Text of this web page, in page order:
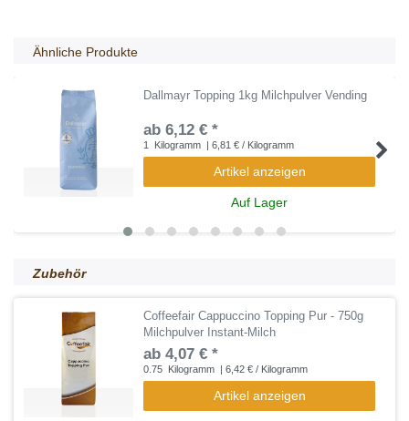
Ähnliche Produkte
Dallmayr Topping 1kg Milchpulver Vending
ab 6,12 € *
1 Kilogramm | 6,81 € / Kilogramm
Artikel anzeigen
Auf Lager
Zubehör
Coffeefair Cappuccino Topping Pur - 750g
Milchpulver Instant-Milch
ab 4,07 € *
0.75 Kilogramm | 6,42 € / Kilogramm
Artikel anzeigen